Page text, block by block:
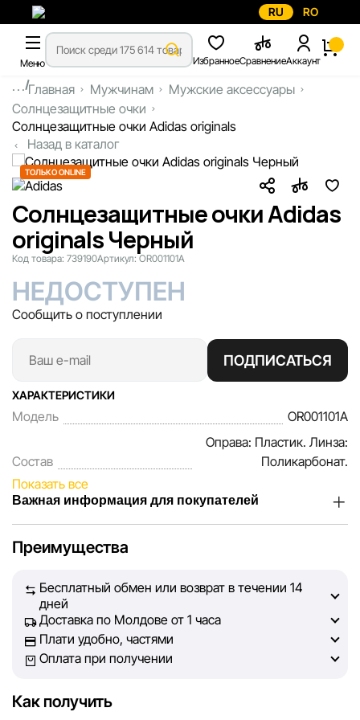
RU RO
Меню ИзбранноеСравнениеАккаунт
...Главная Мужчинам
Мужские аксессуары
Солнцезащитные очки
Солнцезащитные очки Adidas originals
Назад в каталог
ТОЛЬКО ONLINE
Солнцезащитные очки Adidas
originals Черный
Код товара: 739190Артикул: OR001101A
НЕДОСТУПЕН
Сообщить о поступлении
ПОДПИСАТЬСЯ
ХАРАКТЕРИСТИКИ
Модель OR001101A
Состав
Оправа: Пластик. Линза:
Поликарбонат.
Показать все
Важная информация для покупателей
наших покупателей. Каждый день мы работаем над тем,
на сайте, была максимально полной, объективной и
актуальной. Наша цель — обеспечить вас достоверной
информацией, чтобы вы смогли принять лучшее
решение о покупке.
не может гарантировать абсолютную точность всех
Преимущества
Бесплатный обмен или возврат в течении 14
дней
Доставка по Молдове от 1 часа
Плати удобно, частями
Оплата при получении
Как получить